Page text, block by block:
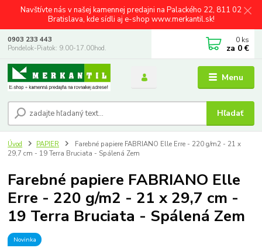
Navštívte nás v našej kamennej predajni na Palackého 22, 811 02
Bratislava, kde sídli aj e-shop www.merkantil.sk!
Menu
Hľadať
0903 233 443
Pondelok-Piatok: 9.00-17.00hod.
0 ks
za 0 €
Úvod PAPIER
Farebné papiere FABRIANO Elle Erre - 220 g/m2 - 21 x
29,7 cm - 19 Terra Bruciata - Spálená Zem
Farebné papiere FABRIANO Elle
Erre - 220 g/m2 - 21 x 29,7 cm -
19 Terra Bruciata - Spálená Zem
Novinka